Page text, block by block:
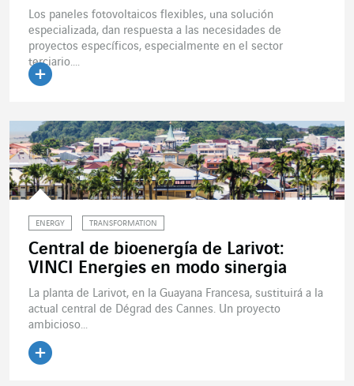
Los paneles fotovoltaicos flexibles, una solución
especializada, dan respuesta a las necesidades de
proyectos específicos, especialmente en el sector
terciario....
ENERGY TRANSFORMATION
Central de bioenergía de Larivot:
VINCI Energies en modo sinergia
La planta de Larivot, en la Guayana Francesa, sustituirá a la
actual central de Dégrad des Cannes. Un proyecto
ambicioso...